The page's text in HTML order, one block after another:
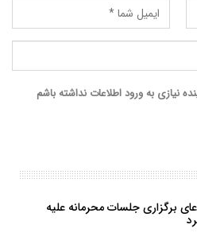
نیازی به ورود اطلاعات نداشته باشم
برگزاری جلسات محرمانه علیه